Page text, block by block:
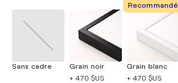
Sans cadre
Grain noir
+ 470 $US
Recommandé
Grain blanc
+ 470 $US